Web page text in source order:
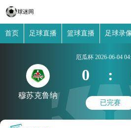
首页 足球直播 篮球直播 足球录
穆苏克鲁纳
厄瓜杯 2026-06-04
0 :
已完赛